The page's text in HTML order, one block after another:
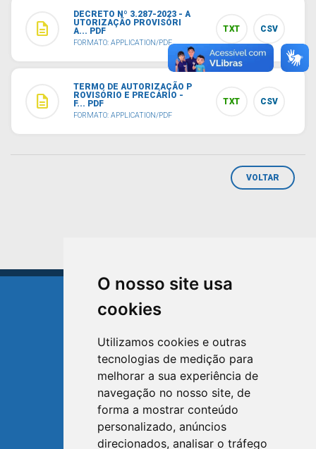
O nosso site usa
cookies
Utilizamos cookies e outras
tecnologias de medição para
melhorar a sua experiência de
navegação no nosso site, de
forma a mostrar conteúdo
personalizado, anúncios
direcionados, analisar o tráfego
description
DECRETO Nº 3.287-2023 - A
UTORIZAÇÃO PROVISÓRI
A... PDF
FORMATO: APPLICATION/PDF
TXT CSV
description
TERMO DE AUTORIZAÇÃO P
ROVISÓRIO E PRECÁRIO -
F... PDF
FORMATO: APPLICATION/PDF
TXT CSV
VOLTAR
TRIUNFO
RIO GRANDE DO SUL
Avenida XV de Novembro, 15
Bairro Centro - Triunfo/RS